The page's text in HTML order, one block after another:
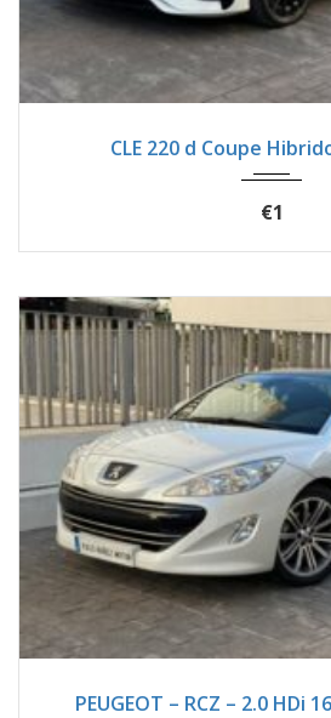
CLE 220 d Coupe
€1
PEUGEOT – RCZ – 2.0 HDi